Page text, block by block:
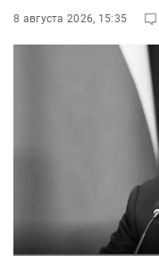
8 августа 2026, 15:35